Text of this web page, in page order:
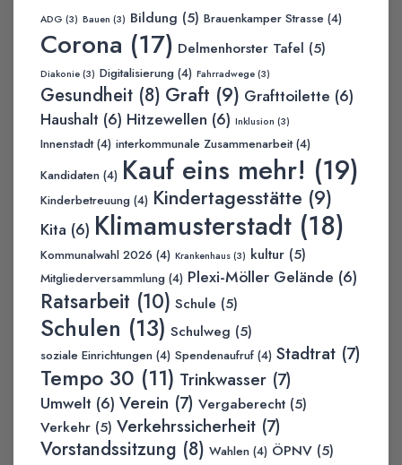
ADG (3) Bauen (3) Bildung (5) Brauenkamper Strasse (4)
Corona (17) Delmenhorster Tafel (5)
Diakonie (3) Digitalisierung (4) Fahrradwege (3)
Gesundheit (8) Graft (9) Grafttoilette (6)
Haushalt (6) Hitzewellen (6) Inklusion (3)
Innenstadt(4) interkommunale Zusammenarbeit(4)
Kandidaten (4) Kauf eins mehr! (19)
Kinderbetreuung (4) Kindertagesstätte (9)
Kita (6) Klimamusterstadt (18)
Kommunalwahl 2026 (4) Krankenhaus (3) kultur (5)
Mitgliederversammlung (4) Plexi-Möller Gelände (6)
Ratsarbeit (10) Schule (5)
Schulen (13) Schulweg (5)
soziale Einrichtungen (4) Spendenaufruf (4) Stadtrat (7)
Tempo 30 (11) Trinkwasser (7)
Umwelt (6) Verein (7) Vergaberecht (5)
Verkehr (5) Verkehrssicherheit (7)
Vorstandssitzung (8) Wahlen (4) ÖPNV (5)